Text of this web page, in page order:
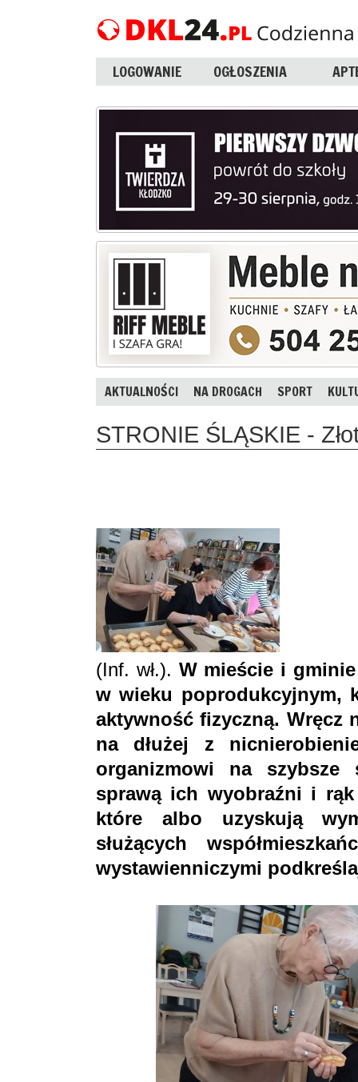
LOGOWANIE OGŁOSZENIA
AKTUALNOŚCI NA DROGACH SPORT
STRONIE ŚLĄSKIE -
(Inf. wł.). W mieście i
w wieku poprodukcyjnym,
aktywność fizyczną. Wręcz
na dłużej z
organizmowi na
sprawą ich wyobraźni i rąk
które albo uzyskują
służących
wystawienniczymi